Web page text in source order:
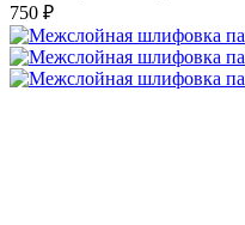
750 ₽